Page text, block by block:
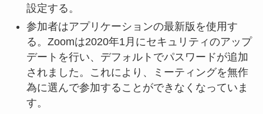
設定する。
参加者はアプリケーションの最新版を使用す
る。Zoomは2020年1月にセキュリティのアップ
デートを行い、デフォルトでパスワードが追加
されました。これにより、ミーティングを無作
為に選んで参加することができなくなっていま
す。